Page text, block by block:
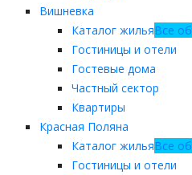
Вишневка
Каталог жильяВсе
Гостиницы и отели
Гостевые дома
Частный сектор
Квартиры
Красная Поляна
Каталог жильяВсе
Гостиницы и отели